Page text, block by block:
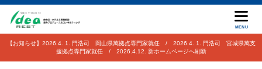
MENU
【お知らせ】2026.4. 1. 門浩司 岡山県萬拠点専門家就任 / 2026.4. 1. 門浩司 宮城県萬支
援拠点専門家就任 / 2026.4.12. 新ホームページへ刷新